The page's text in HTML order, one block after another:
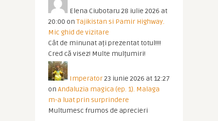
Elena Ciubotaru 28 iulie 2026 at
20:00 on Tajikistan si Pamir Highway.
Mic ghid de vizitare
Cât de minunat ați prezentat totul!!!!
Cred că visez! Multe mulțumiri!
Imperator23 iunie 2026 at 12:27
on Andaluzia magica (ep. 1). Malaga
m-a luat prin surprindere
Multumesc frumos de aprecieri